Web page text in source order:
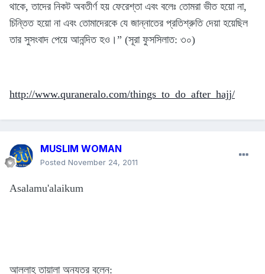
থাকে, তাদের নিকট অবতীর্ণ হয় ফেরেশ্‌তা এবং বলেঃ তোমরা ভীত হয়ো না,
চিন্তিত হয়ো না এবং তোমাদেরকে যে জান্নাতের প্রতিশ্রুতি দেয়া হয়েছিল
তার সুসংবাদ পেয়ে আনন্দিত হও।” (সূরা ফুসসিলাত: ৩০)
http://www.quraneralo.com/things_to_do_after_hajj/
MUSLIM WOMAN
Posted November 24, 2011
Asalamu'alaikum
আল্লাহ তায়ালা অন্যত্র বলেন: